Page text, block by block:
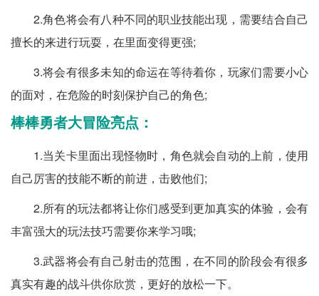
2.角色将会有八种不同的职业技能出现，需要结合自己
擅长的来进行玩耍，在里面变得更强;
3.将会有很多未知的命运在等待着你，玩家们需要小心
的面对，在危险的时刻保护自己的角色;
棒棒勇者大冒险亮点：
1.当关卡里面出现怪物时，角色就会自动的上前，使用
自己厉害的技能不断的前进，击败他们;
2.所有的玩法都将让你们感受到更加真实的体验，会有
丰富强大的玩法技巧需要你来学习哦;
3.武器将会有自己射击的范围，在不同的阶段会有很多
真实有趣的战斗供你欣赏，更好的放松一下。